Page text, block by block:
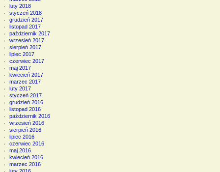
luty 2018
styczeń 2018
grudzień 2017
listopad 2017
październik 2017
wrzesień 2017
sierpień 2017
lipiec 2017
czerwiec 2017
maj 2017
kwiecień 2017
marzec 2017
luty 2017
styczeń 2017
grudzień 2016
listopad 2016
październik 2016
wrzesień 2016
sierpień 2016
lipiec 2016
czerwiec 2016
maj 2016
kwiecień 2016
marzec 2016
luty 2016